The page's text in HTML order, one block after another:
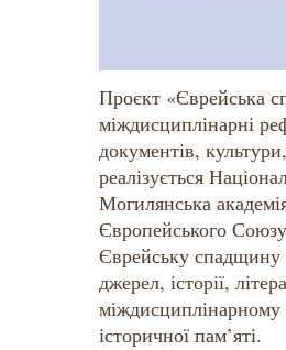
Проєкт «Єврейська
міждисциплінарні
документів,
реалізується
Могилянська
Європейського
Єврейську спадщину
джерел, історії,
міждисциплінарному
історичної пам’яті.